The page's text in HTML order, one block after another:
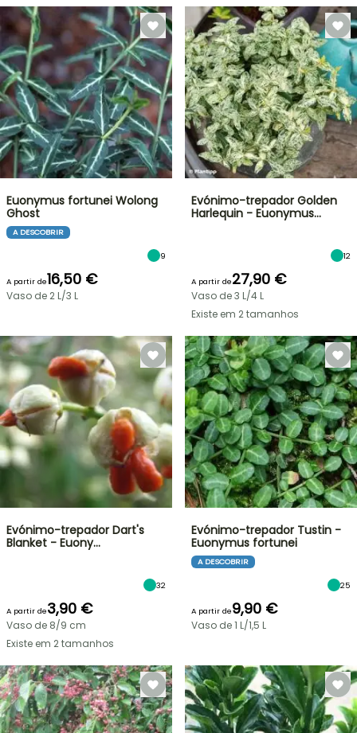
Euonymus fortunei Wolong
Ghost
A DESCOBRIR
9
A partir de16,50 €
Vaso de 2 L/3 L
Evónimo-trepador Golden
Harlequin - Euonymus…
12
A partir de27,90 €
Vaso de 3 L/4 L
Existe em 2 tamanhos
Evónimo-trepador Dart's
Blanket - Euony…
32
A partir de3,90 €
Vaso de 8/9 cm
Existe em 2 tamanhos
Evónimo-trepador Tustin -
Euonymus fortunei
A DESCOBRIR
25
A partir de9,90 €
Vaso de 1 L/1,5 L